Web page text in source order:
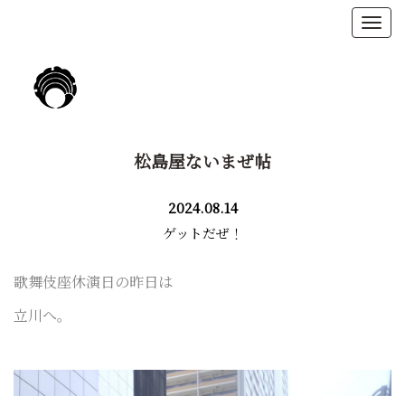
松島屋ないまぜ帖
2024.08.14
ゲットだぜ！
歌舞伎座休演日の昨日は
立川へ。